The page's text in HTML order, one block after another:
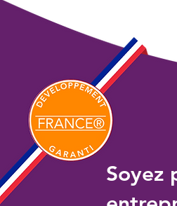
Soyez